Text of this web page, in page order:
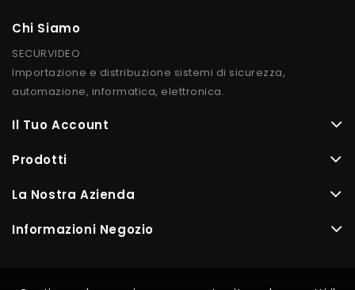
Chi Siamo
SECURVIDEO
Importazione e distribuzione sistemi di sicurezza,
automazione, informatica, elettronica.
Il Tuo Account
Prodotti
La Nostra Azienda
Informazioni Negozio